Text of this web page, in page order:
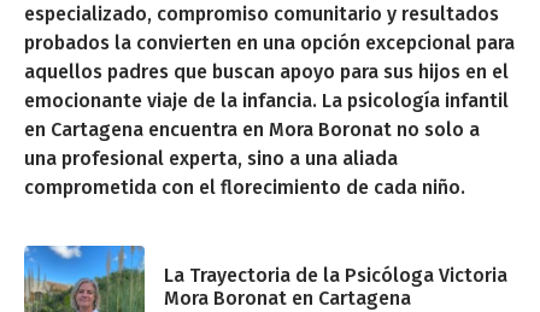
especializado, compromiso comunitario y resultados
probados la convierten en una opción excepcional para
aquellos padres que buscan apoyo para sus hijos en el
emocionante viaje de la infancia. La psicología infantil
en Cartagena encuentra en Mora Boronat no solo a
una profesional experta, sino a una aliada
comprometida con el florecimiento de cada niño.
La Trayectoria de la Psicóloga Victoria
Mora Boronat en Cartagena